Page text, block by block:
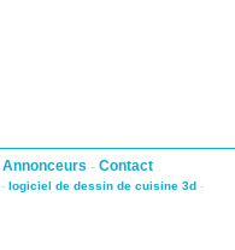
Annonceurs - Contact
- logiciel de dessin de cuisine 3d -